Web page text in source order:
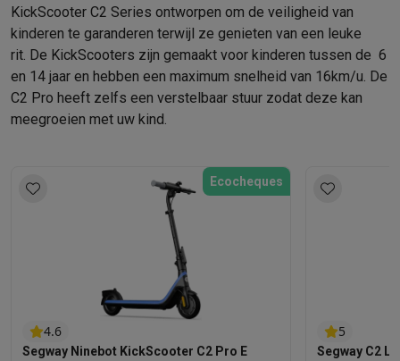
KickScooter C2 Series ontworpen om de veiligheid van
kinderen te garanderen terwijl ze genieten van een leuke
rit. De KickScooters zijn gemaakt voor kinderen tussen de 6
en 14 jaar en hebben een maximum snelheid van 16km/u. De
C2 Pro heeft zelfs een verstelbaar stuur zodat deze kan
meegroeien met uw kind.
Ecocheques
4.6
Segway Ninebot KickScooter C2 Pro E
5
Segway C2